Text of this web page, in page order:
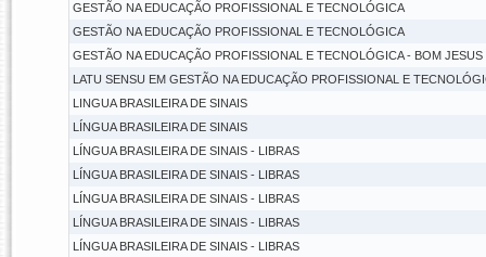
GESTÃO NA EDUCAÇÃO PROFISSIONAL E TECNOLÓGICA
GESTÃO NA EDUCAÇÃO PROFISSIONAL E TECNOLÓGICA
GESTÃO NA EDUCAÇÃO PROFISSIONAL E TECNOLÓGICA - BOM JESUS
LATU SENSU EM GESTÃO NA EDUCAÇÃO PROFISSIONAL E
LINGUA BRASILEIRA DE SINAIS
LÍNGUA BRASILEIRA DE SINAIS
LÍNGUA BRASILEIRA DE SINAIS - LIBRAS
LÍNGUA BRASILEIRA DE SINAIS - LIBRAS
LÍNGUA BRASILEIRA DE SINAIS - LIBRAS
LÍNGUA BRASILEIRA DE SINAIS - LIBRAS
LÍNGUA BRASILEIRA DE SINAIS - LIBRAS